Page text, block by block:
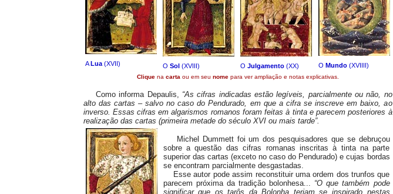
ALua (XVII) O Sol(XVIII) O Julgamento(XX) O Mundo(XVIIII)
Cliquena carta ou em seu nomepara ver ampliação e notas explicativas.
Como informa Depaulis, “As cifras indicadas estão legíveis, parcialmente ou não, no
alto das cartas – salvo no caso do Pendurado, em que a cifra se inscreve em baixo, ao
inverso. Essas cifras em algarismos romanos foram feitas à tinta e parecem posteriores à
realização das cartas (primeira metade do século XVI ou mais tarde”.
Michel Dummett foi um dos pesquisadores que se debruçou
sobre a questão das cifras romanas inscritas à tinta na parte
superior das cartas (exceto no caso do Pendurado) e cujas bordas
se encontram parcialmente desgastadas.
Esse autor pode assim reconstituir uma ordem dos trunfos que
parecem próxima da tradição bolonhesa... “O que também pode
significar que os tarôs da Bolonha teriam se inspirado nestas